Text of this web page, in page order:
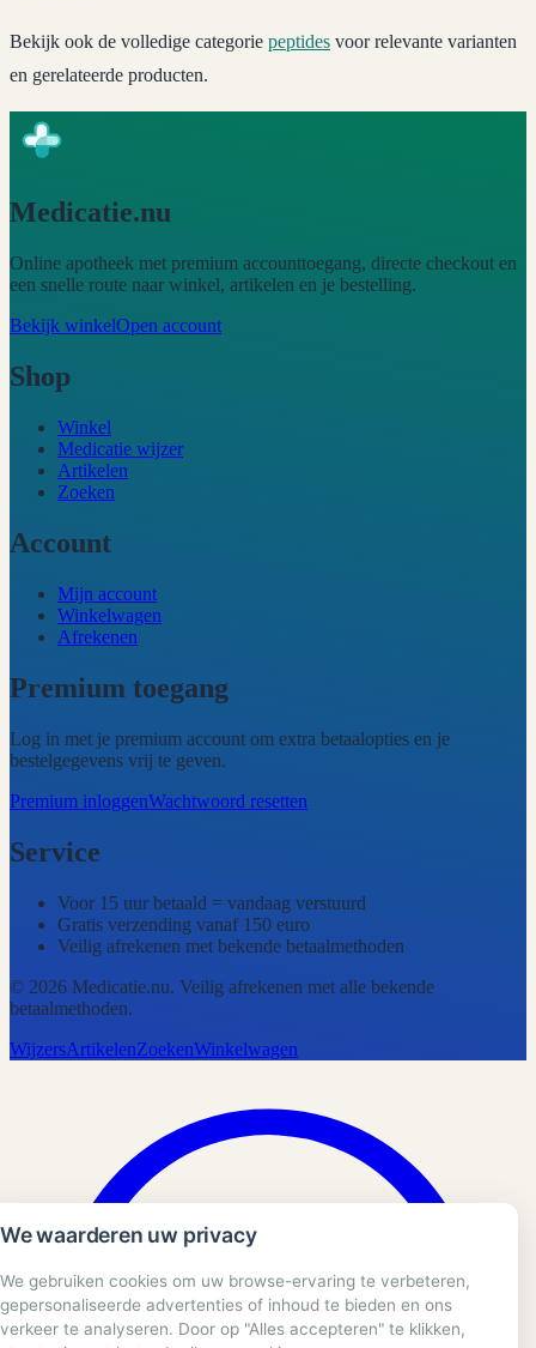
Bekijk ook de volledige categorie peptides voor relevante varianten
en gerelateerde producten.
Medicatie.nu
Online apotheek met premium accounttoegang, directe checkout en
een snelle route naar winkel, artikelen en je bestelling.
Bekijk winkelOpen account
Shop
Winkel
Medicatie wijzer
Artikelen
Zoeken
Account
Mijn account
Winkelwagen
Afrekenen
Premium toegang
Log in met je premium account om extra betaalopties en je
bestelgegevens vrij te geven.
Premium inloggenWachtwoord resetten
Service
Voor 15 uur betaald = vandaag verstuurd
Gratis verzending vanaf 150 euro
Veilig afrekenen met bekende betaalmethoden
© 2026 Medicatie.nu. Veilig afrekenen met alle bekende
betaalmethoden.
WijzersArtikelenZoekenWinkelwagen
We waarderen uw privacy
We gebruiken cookies om uw browse-ervaring te verbeteren,
gepersonaliseerde advertenties of inhoud te bieden en ons
verkeer te analyseren. Door op "Alles accepteren" te klikken,